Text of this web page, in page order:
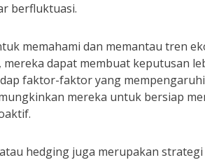
berfluktuasi.
memahami dan memantau tren
dapat membuat keputusan
faktor-faktor yang
mereka untuk bersiap
hedging juga merupakan